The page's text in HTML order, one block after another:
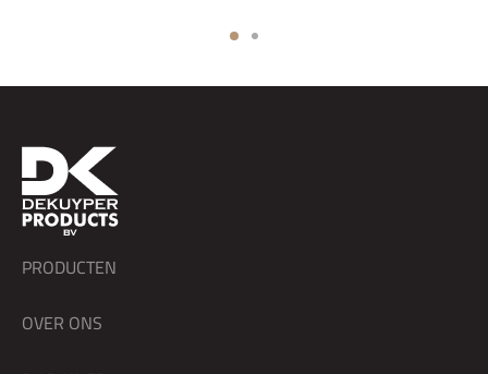
PRODUCTEN
OVER ONS